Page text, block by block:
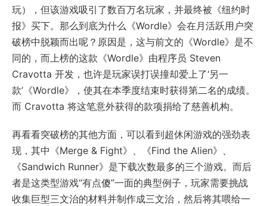
玩），但该游戏吸引了数百万名玩家，并最终被《纽约时
报》买下。那么到底为什么《Wordle》会在月活跃用户突
破榜中脱颖而出呢？原因是，这与前文的《Wordle》是不
同的，而上榜的这款《Wordle》由程序员 Steven
Cravotta 开发，也许是玩家误打误撞却爱上了‘另一
款’《Wordle》，使其在本季度结束时获得第二名的成绩。
而 Cravotta 将这笔意外获得的款项捐给了慈善机构。
再看看突破榜的其他方面，可以看到超休闲游戏的强劲表
现，其中《Merge & Fight》、《Find the Alien》、
《Sandwich Runner》是下载次数最多的三个游戏。而后
者是这类型游戏“有点傻”一面的典型例子，玩家需要挑战
收集巨型三文治的材料并制作成三文治，然后将其喂给一